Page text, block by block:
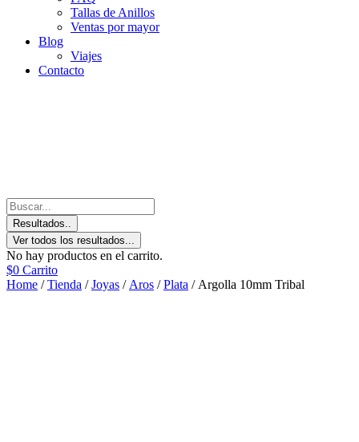
Tallas de Anillos
Ventas por mayor
Blog
Viajes
Contacto
Resultados..
Ver todos los resultados...
No hay productos en el carrito.
$0 Carrito
Home /Tienda /Joyas / Aros /Plata / Argolla 10mm Tribal